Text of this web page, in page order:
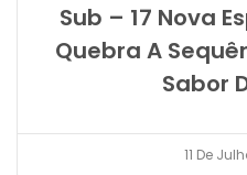
Sub – 17 Nova
Quebra A
Sabor
11 De